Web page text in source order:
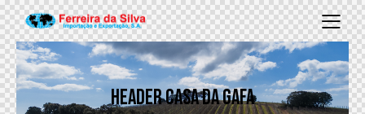
HEADER CASA DA GAFA